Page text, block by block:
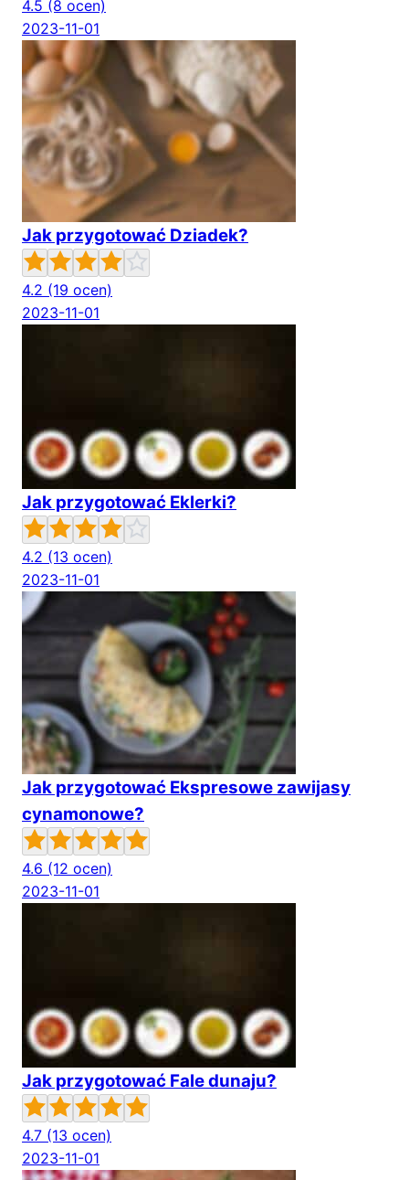
4.5 (8 ocen)
2023-11-01
Jak przygotować Dziadek?
4.2 (19 ocen)
2023-11-01
Jak przygotować Eklerki?
4.2 (13 ocen)
2023-11-01
Jak przygotować Ekspresowe zawijasy
cynamonowe?
4.6 (12 ocen)
2023-11-01
Jak przygotować Fale dunaju?
4.7 (13 ocen)
2023-11-01